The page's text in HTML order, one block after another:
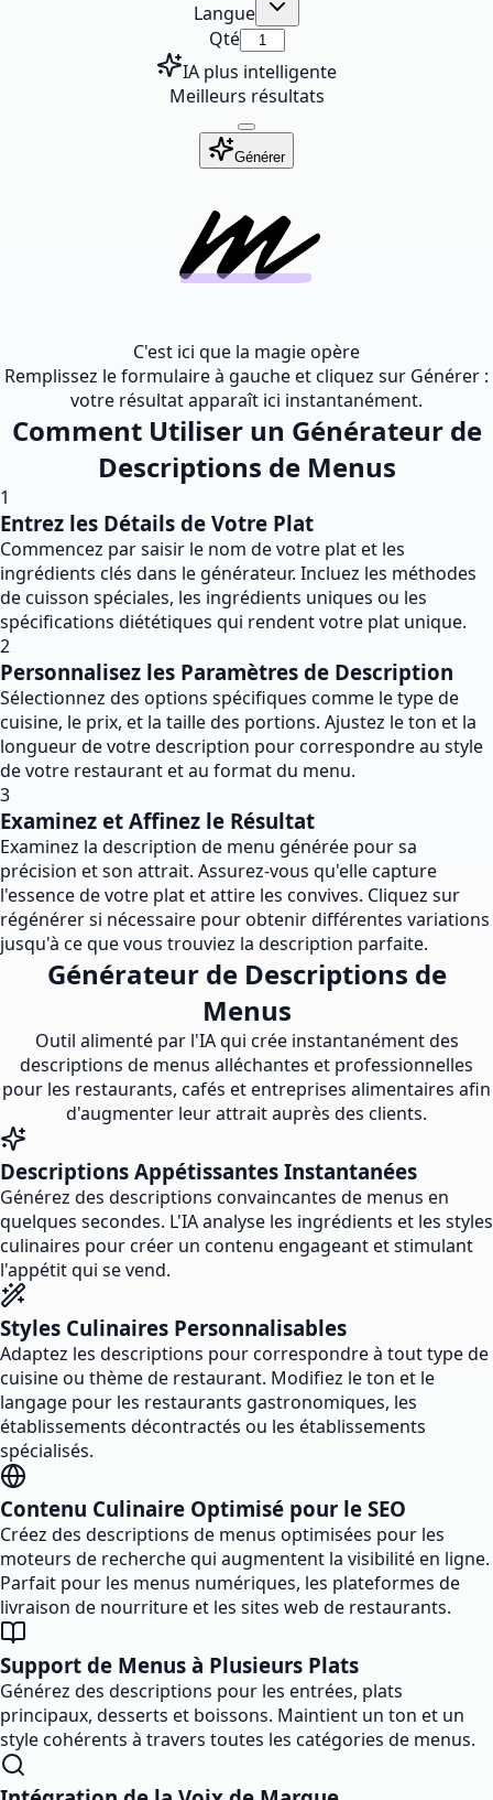
Langue
Qté
IA plus intelligente
Meilleurs résultats
Générer
C'est ici que la magie opère
Remplissez le formulaire à gauche et cliquez sur Générer :
votre résultat apparaît ici instantanément.
Comment Utiliser un Générateur de
Descriptions de Menus
1
Entrez les Détails de Votre Plat
Commencez par saisir le nom de votre plat et les
ingrédients clés dans le générateur. Incluez les méthodes
de cuisson spéciales, les ingrédients uniques ou les
spécifications diététiques qui rendent votre plat unique.
2
Personnalisez les Paramètres de Description
Sélectionnez des options spécifiques comme le type de
cuisine, le prix, et la taille des portions. Ajustez le ton et la
longueur de votre description pour correspondre au style
de votre restaurant et au format du menu.
3
Examinez et Affinez le Résultat
Examinez la description de menu générée pour sa
précision et son attrait. Assurez-vous qu'elle capture
l'essence de votre plat et attire les convives. Cliquez sur
régénérer si nécessaire pour obtenir différentes variations
jusqu'à ce que vous trouviez la description parfaite.
Générateur de Descriptions de
Menus
Outil alimenté par l'IA qui crée instantanément des
descriptions de menus alléchantes et professionnelles
pour les restaurants, cafés et entreprises alimentaires afin
d'augmenter leur attrait auprès des clients.
Descriptions Appétissantes Instantanées
Générez des descriptions convaincantes de menus en
quelques secondes. L'IA analyse les ingrédients et les styles
culinaires pour créer un contenu engageant et stimulant
l'appétit qui se vend.
Styles Culinaires Personnalisables
Adaptez les descriptions pour correspondre à tout type de
cuisine ou thème de restaurant. Modifiez le ton et le
langage pour les restaurants gastronomiques, les
établissements décontractés ou les établissements
spécialisés.
Contenu Culinaire Optimisé pour le SEO
Créez des descriptions de menus optimisées pour les
moteurs de recherche qui augmentent la visibilité en ligne.
Parfait pour les menus numériques, les plateformes de
livraison de nourriture et les sites web de restaurants.
Support de Menus à Plusieurs Plats
Générez des descriptions pour les entrées, plats
principaux, desserts et boissons. Maintient un ton et un
style cohérents à travers toutes les catégories de menus.